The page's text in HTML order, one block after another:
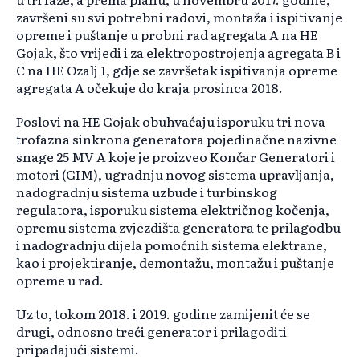
završeni su svi potrebni radovi, montaža i ispitivanje
opreme i puštanje u probni rad agregata A na HE
Gojak, što vrijedi i za elektropostrojenja agregata B i
C na HE Ozalj 1, gdje se završetak ispitivanja opreme
agregata A očekuje do kraja prosinca 2018.
Poslovi na HE Gojak obuhvaćaju isporuku tri nova
trofazna sinkrona generatora pojedinačne nazivne
snage 25 MV A koje je proizveo Končar Generatori i
motori (GIM), ugradnju novog sistema upravljanja,
nadogradnju sistema uzbude i turbinskog
regulatora, isporuku sistema električnog kočenja,
opremu sistema zvjezdišta generatora te prilagodbu
i nadogradnju dijela pomoćnih sistema elektrane,
kao i projektiranje, demontažu, montažu i puštanje
opreme u rad.
Uz to, tokom 2018. i 2019. godine zamijenit će se
drugi, odnosno treći generator i prilagoditi
pripadajući sistemi.